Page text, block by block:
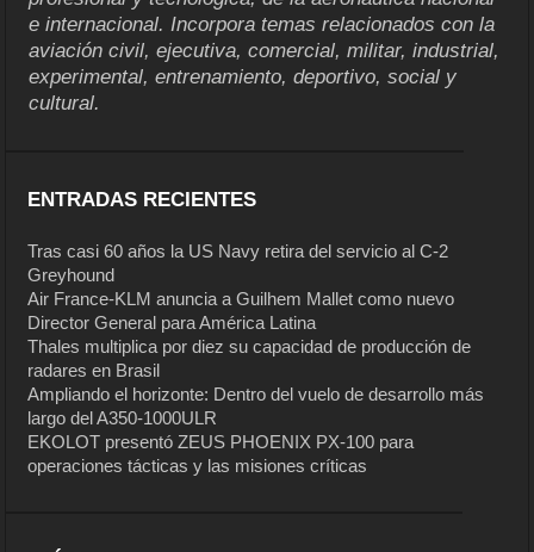
e internacional. Incorpora temas relacionados con la
aviación civil, ejecutiva, comercial, militar, industrial,
experimental, entrenamiento, deportivo, social y
cultural.
ENTRADAS RECIENTES
Tras casi 60 años la US Navy retira del servicio al C-2
Greyhound
Air France-KLM anuncia a Guilhem Mallet como nuevo
Director General para América Latina
Thales multiplica por diez su capacidad de producción de
radares en Brasil
Ampliando el horizonte: Dentro del vuelo de desarrollo más
largo del A350-1000ULR
EKOLOT presentó ZEUS PHOENIX PX-100 para
operaciones tácticas y las misiones críticas